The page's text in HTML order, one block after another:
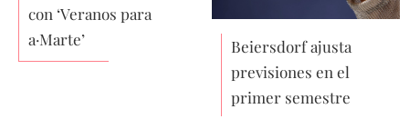
con ‘Veranos para
a·Marte’
Beiersdorf ajusta
previsiones en el
primer semestre